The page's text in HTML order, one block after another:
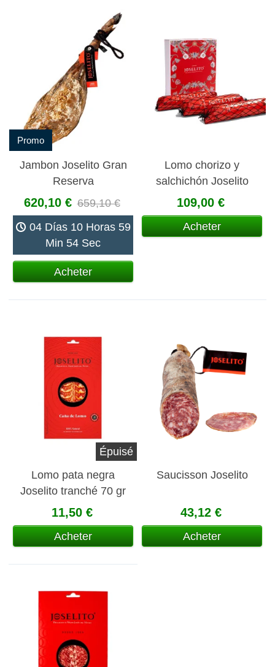
Promo
Jambon Joselito Gran
Reserva
620,10 € 659,10 €
04 Días 10 Horas 59
Min 54 Sec
Acheter
Lomo chorizo y
salchichón Joselito
109,00 €
Acheter
Épuisé
Lomo pata negra
Joselito tranché 70 gr
11,50 €
Acheter
Saucisson Joselito
43,12 €
Acheter